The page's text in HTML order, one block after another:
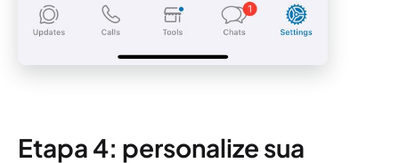
Etapa 4: personalize sua